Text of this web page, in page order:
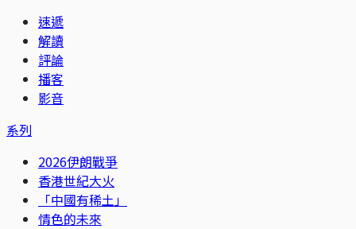
速遞
解讀
評論
播客
影音
系列
2026伊朗戰爭
香港世紀大火
「中國有稀土」
情色的未來